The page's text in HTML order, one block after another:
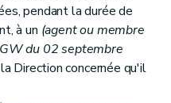
particulières
pendant la durée de
à un (agent ou membre
du 02 septembre
Direction concernée qu'il